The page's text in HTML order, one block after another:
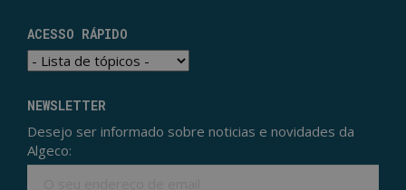
ACESSO RÁPIDO
NEWSLETTER
Desejo ser informado sobre noticias e novidades da
Algeco: